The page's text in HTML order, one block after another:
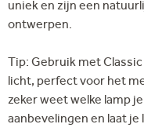
uniek en zijn een
ontwerpen.
Tip: Gebruik met
licht, perfect voor het
zeker weet welke lamp
aanbevelingen en laat je